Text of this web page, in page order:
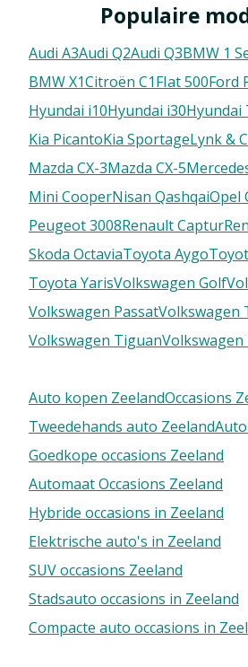
Populaire
Audi A3Audi Q2Audi Q3BMW 1
BMW X1Citroën C1FIat 500Ford
Hyundai i10Hyundai i30Hyundai
Kia PicantoKia SportageLynk &
Mazda CX-3Mazda CX-5
Mini CooperNisan QashqaiOpel
Peugeot 3008Renault Captur
Skoda OctaviaToyota Aygo
Toyota YarisVolkswagen Golf
Volkswagen PassatVolkswagen
Volkswagen TiguanVolkswagen
Auto kopen ZeelandOccasions
Tweedehands auto Zeeland
Goedkope occasions Zeeland
Automaat Occasions Zeeland
Hybride occasions in Zeeland
Elektrische auto's in Zeeland
SUV occasions Zeeland
Stadsauto occasions in Zeeland
Compacte auto occasions in